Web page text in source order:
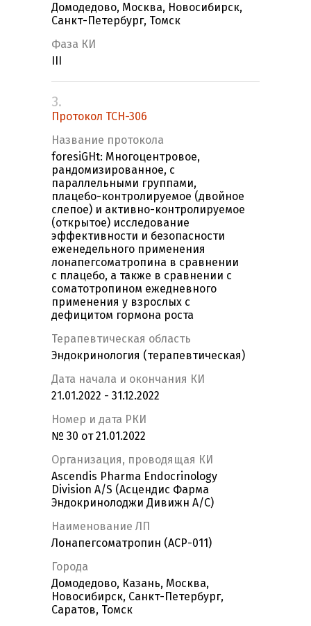
Домодедово, Москва, Новосибирск,
Санкт-Петербург, Томск
Фаза КИ
3.
Протокол TCH-306
Название протокола
foresiGHt: Многоцентровое,
рандомизированное, с
параллельными группами,
плацебо-контролируемое (двойное
слепое) и активно-контролируемое
(открытое) исследование
эффективности и безопасности
еженедельного применения
лонапегсоматропина в сравнении
с плацебо, а также в сравнении с
соматотропином ежедневного
применения у взрослых с
дефицитом гормона роста
Терапевтическая область
Эндокринология (терапевтическая)
Дата начала и окончания КИ
21.01.2022 - 31.12.2022
Номер и дата РКИ
№ 30 от 21.01.2022
Организация, проводящая КИ
Ascendis Pharma Endocrinology
Division A/S (Асцендис Фарма
Эндокринолоджи Дивижн А/С)
Наименование ЛП
Лонапегсоматропин (ACP-011)
Города
Домодедово, Казань, Москва,
Новосибирск, Санкт-Петербург,
Саратов, Томск